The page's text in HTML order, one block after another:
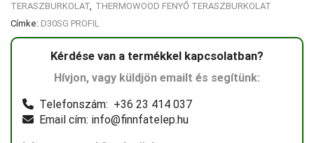
TERASZBURKOLAT, THERMOWOOD FENYŐ TERASZBURKOLAT
Címke: D30SG PROFIL
Kérdése van a termékkel kapcsolatban?
Hívjon, vagy küldjön emailt és segítünk:
Telefonszám: +36 23 414 037
Email cím: info@finnfatelep.hu